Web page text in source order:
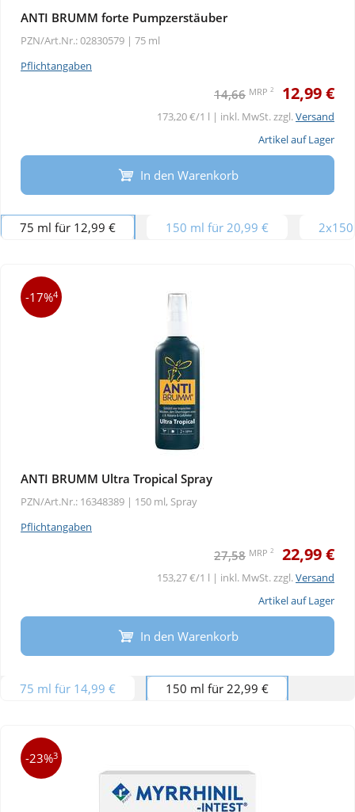
ANTI BRUMM forte Pumpzerstäuber
PZN/Art.Nr.: 02830579 | 75 ml
Pflichtangaben
14,66 MRP 2 12,99 €
173,20 €/1 l | inkl. MwSt. zzgl.Versand
Artikel auf Lager
In den Warenkorb
75 ml für 12,99 € 150 ml für 20,99 €
-17%4
ANTI BRUMM Ultra Tropical Spray
PZN/Art.Nr.: 16348389 | 150 ml, Spray
Pflichtangaben
27,58 MRP 2 22,99 €
153,27 €/1 l | inkl. MwSt. zzgl.Versand
Artikel auf Lager
In den Warenkorb
75 ml für 14,99 € 150 ml für 22,99 €
-23%3